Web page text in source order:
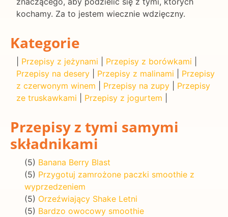
kochamy. Za to jestem wiecznie wdzięczny.
Kategorie
Przepisy z jeżynami Przepisy z borówkami
Przepisy na desery
Przepisy z malinami
Przepisy
z czerwonym winem
Przepisy na zupy
Przepisy
ze truskawkami
Przepisy z jogurtem
Przepisy z tymi samymi
składnikami
(5) Banana Berry Blast
(5) Przygotuj zamrożone paczki smoothie z
wyprzedzeniem
(5) Orzeźwiający Shake Letni
(5) Bardzo owocowy smoothie